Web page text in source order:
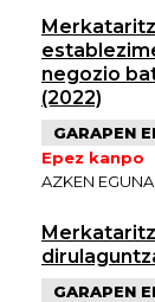
negozio
(2022)
GARAPEN
Epez kanpo
AZKEN
GARAPEN